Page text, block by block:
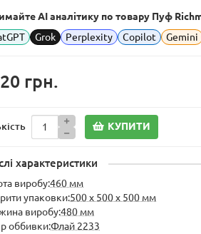
AI аналітику по товару Пуф
Grok Perplexity Copilot Gemini
грн.
КУПИТИ
характеристики
виробу:460 мм
упаковки:500 x 500 x 500 мм
виробу:480 мм
оббивки:Флай 2233